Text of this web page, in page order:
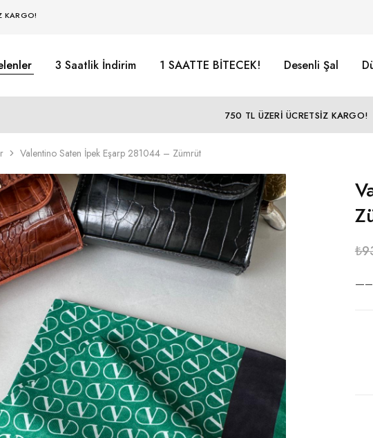
KARGO!
3 Saatlik İndirim 1 SAATTE BİTECEK! Desenli Şal
750 TL ÜZERİ ÜCRETSİZ KARGO!
Valentino Saten İpek Eşarp 281044 – Zümrüt
₺
—–